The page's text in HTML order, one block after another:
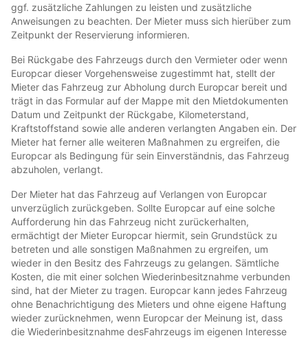
ggf. zusätzliche Zahlungen zu leisten und zusätzliche
Anweisungen zu beachten. Der Mieter muss sich hierüber zum
Zeitpunkt der Reservierung informieren.
Bei Rückgabe des Fahrzeugs durch den Vermieter oder wenn
Europcar dieser Vorgehensweise zugestimmt hat, stellt der
Mieter das Fahrzeug zur Abholung durch Europcar bereit und
trägt in das Formular auf der Mappe mit den Mietdokumenten
Datum und Zeitpunkt der Rückgabe, Kilometerstand,
Kraftstoffstand sowie alle anderen verlangten Angaben ein. Der
Mieter hat ferner alle weiteren Maßnahmen zu ergreifen, die
Europcar als Bedingung für sein Einverständnis, das Fahrzeug
abzuholen, verlangt.
Der Mieter hat das Fahrzeug auf Verlangen von Europcar
unverzüglich zurückgeben. Sollte Europcar auf eine solche
Aufforderung hin das Fahrzeug nicht zurückerhalten,
ermächtigt der Mieter Europcar hiermit, sein Grundstück zu
betreten und alle sonstigen Maßnahmen zu ergreifen, um
wieder in den Besitz des Fahrzeugs zu gelangen. Sämtliche
Kosten, die mit einer solchen Wiederinbesitznahme verbunden
sind, hat der Mieter zu tragen. Europcar kann jedes Fahrzeug
ohne Benachrichtigung des Mieters und ohne eigene Haftung
wieder zurücknehmen, wenn Europcar der Meinung ist, dass
die Wiederinbesitznahme desFahrzeugs im eigenen Interesse